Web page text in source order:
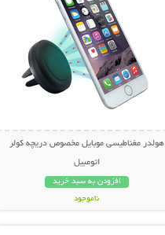
هولدر مغناطیسی موبایل مخصوص دریچه کولر
اتومبیل
افزودن به سبد خرید
ناموجود